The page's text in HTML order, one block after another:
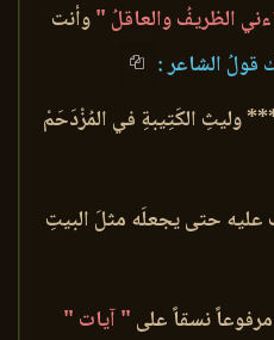
الظريفُ والعاقلُ "وأنت
قولُ الشاعر :
*** وليثِ الكَتِيبةِ في المُزْدَحَمْ
حتى يجعلَه مثلَ البيتِ
مرفوعاً نسقاً على " آيات "